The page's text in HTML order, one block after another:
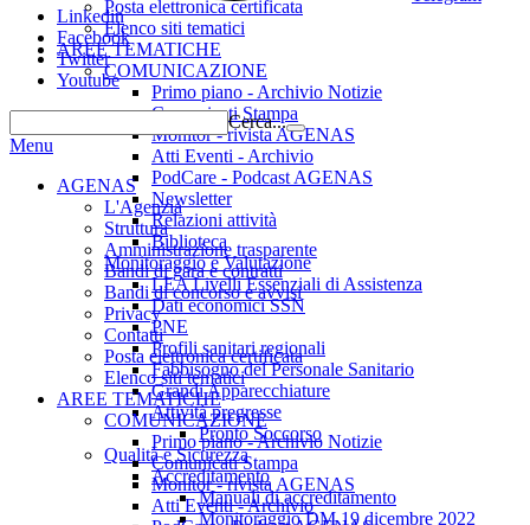
Linkedin
Facebook
Twitter
Youtube
Cerca...
Menu
AGENAS
L'Agenzia
Struttura
Amministrazione trasparente
Bandi di gara e contratti
Bandi di concorso e avvisi
Privacy
Contatti
Posta elettronica certificata
Elenco siti tematici
AREE TEMATICHE
COMUNICAZIONE
Primo piano - Archivio Notizie
Comunicati Stampa
Monitor - rivista AGENAS
Atti Eventi - Archivio
Posta elettronica certificata
Elenco siti tematici
AREE TEMATICHE
COMUNICAZIONE
Primo piano - Archivio Notizie
Comunicati Stampa
Monitor - rivista AGENAS
Atti Eventi - Archivio
PodCare - Podcast AGENAS
Newsletter
Relazioni attività
Biblioteca
Monitoraggio e Valutazione
LEA Livelli Essenziali di Assistenza
Dati economici SSN
PNE
Profili sanitari regionali
Fabbisogno del Personale Sanitario
Grandi Apparecchiature
Attività pregresse
Pronto Soccorso
Qualità e Sicurezza
Accreditamento
Manuali di accreditamento
Monitoraggio DM 19 dicembre 2022